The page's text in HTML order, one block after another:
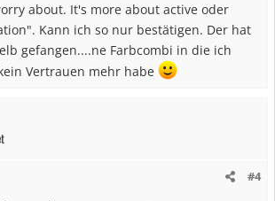
about. It's more about active oder
Kann ich so nur bestätigen. Der hat
gefangen....ne Farbcombi in die ich
Vertrauen mehr habe
#4